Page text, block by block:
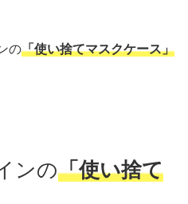
の「使い捨てマスクケース」
ンの「使い捨て